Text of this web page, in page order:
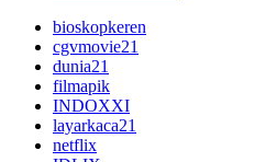
bioskopkeren
cgvmovie21
dunia21
filmapik
INDOXXI
layarkaca21
netflix